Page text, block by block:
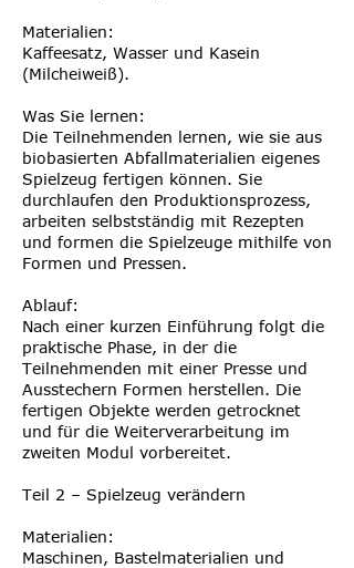
Materialien:
Kaffeesatz, Wasser und Kasein
(Milcheiweiß).
Was Sie lernen:
Die Teilnehmenden lernen, wie sie aus
biobasierten Abfallmaterialien eigenes
Spielzeug fertigen können. Sie
durchlaufen den Produktionsprozess,
arbeiten selbstständig mit Rezepten
und formen die Spielzeuge mithilfe von
Formen und Pressen.
Ablauf:
Nach einer kurzen Einführung folgt die
praktische Phase, in der die
Teilnehmenden mit einer Presse und
Ausstechern Formen herstellen. Die
fertigen Objekte werden getrocknet
und für die Weiterverarbeitung im
zweiten Modul vorbereitet.
Teil 2 – Spielzeug verändern
Materialien:
Maschinen, Bastelmaterialien und